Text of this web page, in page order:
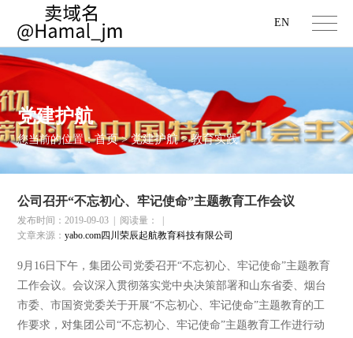
EN
党建护航
您当前的位置：首页>党建护航>教育实践
公司召开“不忘初心、牢记使命”主题教育工作会议
发布时间：2019-09-03 阅读量：
文章来源：yabo.com四川荣辰起航教育科技有限公司
9月16日下午，集团公司党委召开“不忘初心、牢记使命”主题教育
工作会议。会议深入贯彻落实党中央决策部署和山东省委、烟台
市委、市国资党委关于开展“不忘初心、牢记使命”主题教育的工
作要求，对集团公司“不忘初心、牢记使命”主题教育工作进行动